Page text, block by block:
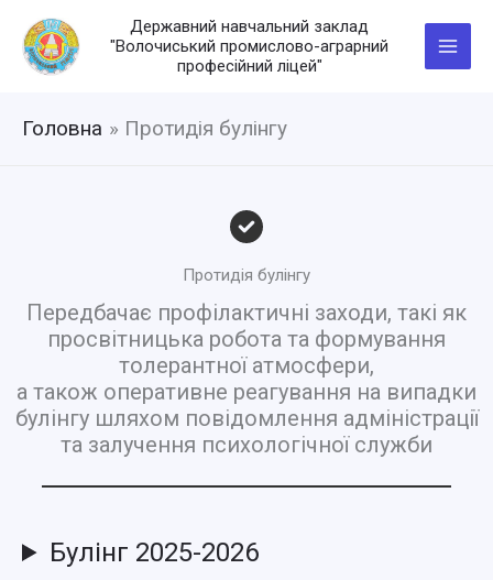
вмісту
Державний навчальний заклад
"Волочиський промислово-аграрний
професійний ліцей"
Головна Протидія булінгу
Протидія булінгу
Передбачає профілактичні заходи, такі як
просвітницька робота та формування
толерантної атмосфери,
а також оперативне реагування на випадки
булінгу шляхом повідомлення адміністрації
та залучення психологічної служби
Булінг 2025-2026